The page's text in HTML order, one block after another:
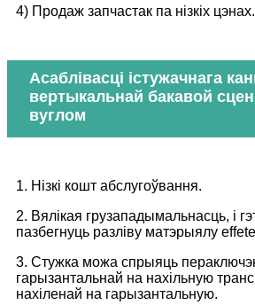
4) Продаж запчастак па нізкіх цэнах.
Асаблівасці істужачнага
вертыкальнай бакавой
вуглом
1. Нізкі кошт абслугоўвання.
2. Вялікая грузападымальнасць, і
пазбегнуць разліву матэрыялу
3. Стужка можа спрыяць
гарызантальнай на нахільную
нахіленай на гарызантальную.